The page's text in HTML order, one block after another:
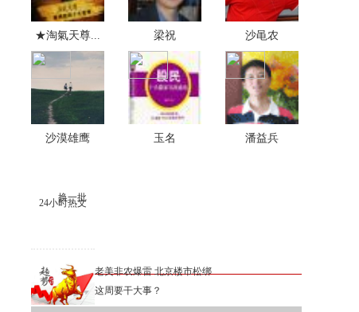
★淘氣天尊... 梁祝 沙黾农
沙漠雄鹰 玉名 潘益兵
24小时热文
换一批
老美非农爆雷 北京楼市松绑
这周要干大事？